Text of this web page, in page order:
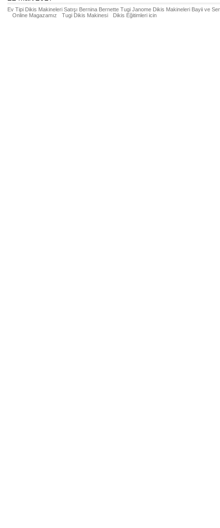
Ev Tipi Dikis Makineleri Satışı Bernina Bernette Tugi Janome Dikis Makineleri Bayii ve
Online Magazamız
Tugi Dikis Makinesi Dikis Eğitimleri icin